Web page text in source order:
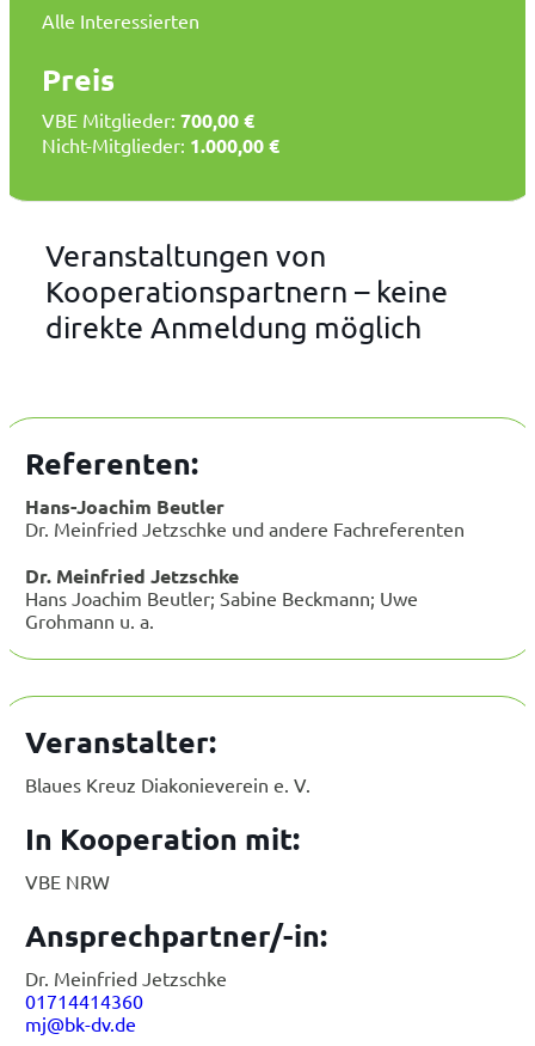
Alle Interessierten
Preis
VBE Mitglieder: 700,00 €
Nicht-Mitglieder: 1.000,00 €
Veranstaltungen von
Kooperationspartnern – keine
direkte Anmeldung möglich
Referenten:
Hans-Joachim Beutler
Dr. Meinfried Jetzschke und andere Fachreferenten
Dr. Meinfried Jetzschke
Hans Joachim Beutler; Sabine Beckmann; Uwe
Grohmann u. a.
Veranstalter:
Blaues Kreuz Diakonieverein e. V.
In Kooperation mit:
VBE NRW
Ansprechpartner/-in:
Dr. Meinfried Jetzschke
01714414360
mj@bk-dv.de